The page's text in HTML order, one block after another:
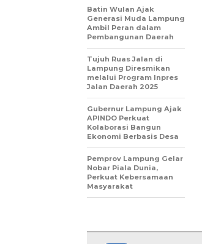
Batin Wulan Ajak
Generasi Muda Lampung
Ambil Peran dalam
Pembangunan Daerah
Tujuh Ruas Jalan di
Lampung Diresmikan
melalui Program Inpres
Jalan Daerah 2025
Gubernur Lampung Ajak
APINDO Perkuat
Kolaborasi Bangun
Ekonomi Berbasis Desa
Pemprov Lampung Gelar
Nobar Piala Dunia,
Perkuat Kebersamaan
Masyarakat